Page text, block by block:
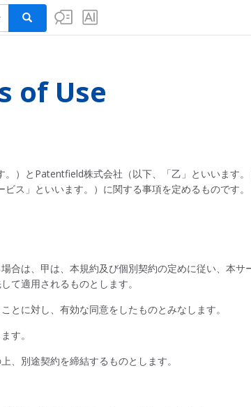
of Use
）とPatentfield株式会社（以下、「乙」といいます
ス」といいます。）に関する事項を定めるものです。
合は、甲は、本規約及び個別契約の定めに従い、本サ
て適用されるものとします。
とに対し、有効な同意をしたものとみなします。
す。
、別途契約を締結するものとします。